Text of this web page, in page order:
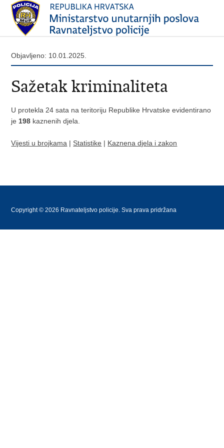
Objavljeno: 10.01.2025.
Sažetak kriminaliteta
U protekla 24 sata na teritoriju Republike Hrvatske evidentirano
je 198 kaznenih djela.
Vijesti u brojkama | Statistike | Kaznena djela i zakon
Copyright © 2026 Ravnateljstvo policije. Sva prava pridržana